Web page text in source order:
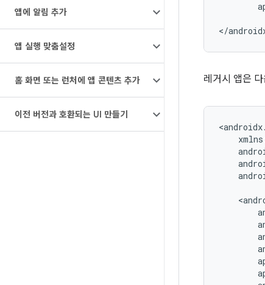
앱에 알림 추가
앱 실행 맞춤설정
홈 화면 또는 런처에 앱 콘텐츠 추가
이전 버전과 호환되는 UI 만들기
레거시 앱은